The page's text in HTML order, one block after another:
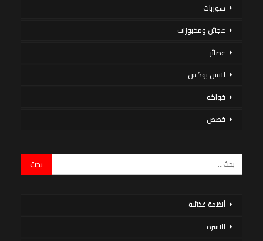
شوربات
عجائن ومخبوزات
عصائر
لانش بوكس
فواكه
قصص
أنظمة غذائية
الاسرة